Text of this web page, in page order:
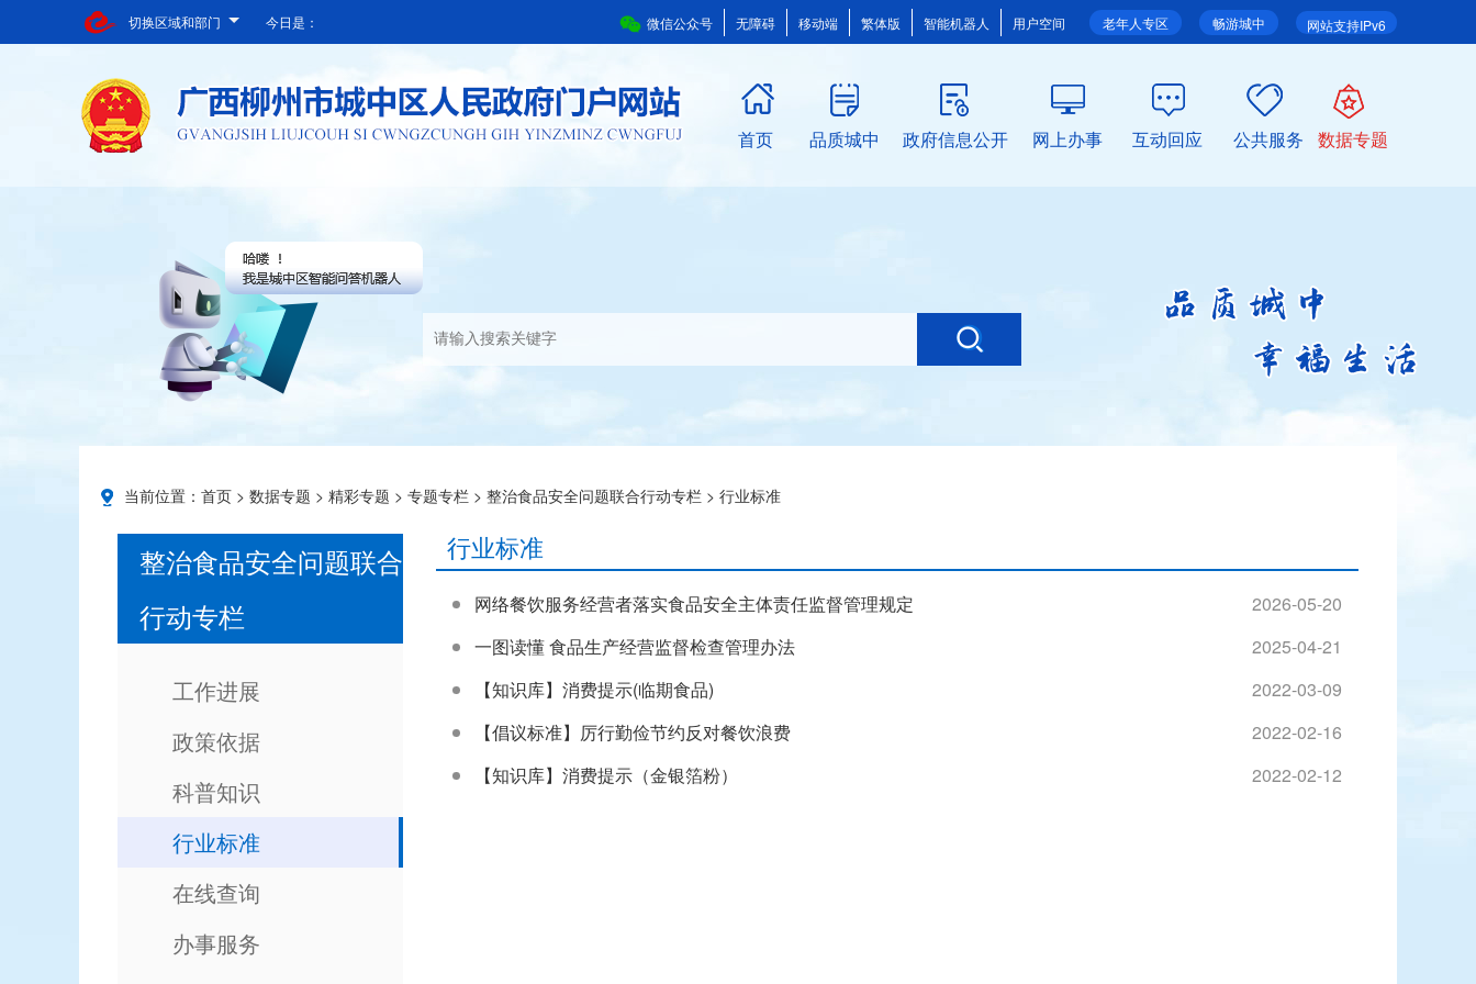
切换区域和部门 网站支持IPv6
畅游城中
老年人专区
微信公众号 无障碍 移动端 繁体版 智能机器人 用户空间
今日是：
首页 品质城中 政府信息公开 网上办事 互动回应 公共服务 数据专题
当前位置： 首页 > 数据专题 > 精彩专题 > 专题专栏 > 整治食品安全问题联合行动专栏 > 行业标准
整治食品安全问题联合
行动专栏
工作进展
政策依据
科普知识
行业标准
在线查询
办事服务
行业标准
网络餐饮服务经营者落实食品安全主体责任监督管理规定
2026-05-20
一图读懂 食品生产经营监督检查管理办法
2025-04-21
【知识库】消费提示(临期食品)
2022-03-09
【倡议标准】厉行勤俭节约反对餐饮浪费
2022-02-16
【知识库】消费提示（金银箔粉）
2022-02-12